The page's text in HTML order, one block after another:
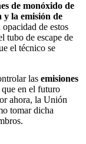
de monóxido de
y la emisión de
de estos
tubo de escape de
el técnico se
las emisiones
que en el futuro
ahora, la Unión
tomar dicha